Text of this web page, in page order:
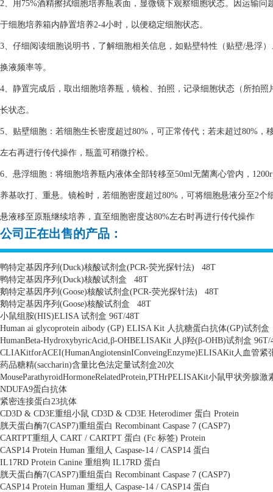
2、用75%酒精擦拭细胞培养瓶表面，显微镜下观察细胞状态。因运输
于细胞培养箱内静置培养2-4小时，以便稳定细胞状态。
3、仔细阅读细胞说明书，了解细胞相关信息，如贴壁特性（贴壁/悬浮
换液频率等。
4、静置完成后，取出细胞培养瓶，镜检、拍照，记录细胞状态（所拍
长状态。
5、贴壁细胞：若细胞生长密度超过80%，可正常传代；若未超过80%
左右再进行传代操作，瓶盖可稍微拧松。
6、悬浮细胞：将细胞培养瓶内液体全部转移至50ml无菌离心管内，
养基吹打、重悬。镜检时，若细胞密度超过80%，可将细胞悬液分至2
悬液移至原瓶继续培养，直至细胞密度达80%左右时再进行传代操作
公司正在出售的产品：
鸭特定基因序列 (Duck)核酸试剂盒(PCR-荧光探针法)
48T
鸭特定基因序列 (Duck)核酸试剂盒
48T
鹅特定基因序列 (Goose)核酸试剂盒(PCR-荧光探针法)
48T
鹅特定基因序列 (Goose)核酸试剂盒
48T
小鼠组胺(HIS)ELISA 试剂盒 96T/48T
Human ai glycoprotein aibody (GP) ELISA Kit 人抗糖蛋白抗体(GP)试剂盒
HumanBeta-HydroxybyricAcid,β-OHBELISAKit 人β羟(β-OHB)试剂盒
CLIAKitforACEI(HumanAngiotensinIConveingEnzyme)ELISAKit人血管紧
药品糖精(saccharin)含量比色法定量试剂盒20次
MouseParathyroidHormoneRelatedProtein,PTHrPELISAKit小鼠甲状旁腺激
NDUFA9蛋白抗体
紧密连接蛋白23抗体
CD3D & CD3E重组小鼠 CD3D & CD3E Heterodimer 蛋白 Protein
胱天蛋白酶7(CASP7)重组蛋白 Recombinant Caspase 7 (CASP7)
CARTPT重组人 CART / CARTPT 蛋白 (Fc 标签) Protein
CASP14 Protein Human 重组人 Caspase-14 / CASP14 蛋白
IL17RD Protein Canine 重组狗 IL17RD 蛋白
胱天蛋白酶7(CASP7)重组蛋白 Recombinant Caspase 7 (CASP7)
CASP14 Protein Human 重组人 Caspase-14 / CASP14 蛋白